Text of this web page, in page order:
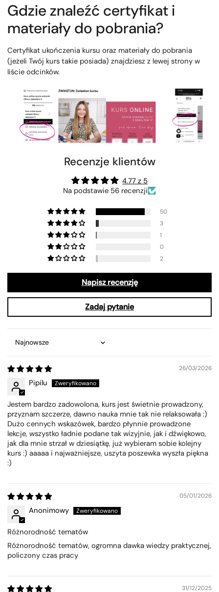
Gdzie znaleźć certyfikat i
materiały do pobrania?
Certyfikat ukończenia kursu oraz materiały do pobrania
(jeżeli Twój kurs takie posiada) znajdziesz z lewej strony w
liście odcinków.
Recenzje klientów
4.77 z 5
Na podstawie 56 recenzji
50
3
1
0
2
Napisz recenzję
Zadaj pytanie
Sort by
26/03/2026
Pipilu
Jestem bardzo zadowolona, kurs jest świetnie prowadzony,
przyznam szczerze, dawno nauka mnie tak nie relaksowała :)
Dużo cennych wskazówek, bardzo płynnie prowadzone
lekcje, wszystko ładnie podane tak wizyjnie, jak i dźwiękowo,
jak dla mnie strzał w dziesiątkę, już wybieram sobie kolejny
kurs :) aaaaa i najważniejsze, uszyta poszewka wyszła piękna
:)
05/01/2026
Anonimowy
Różnorodność tematów
Różnorodność tematów, ogromna dawka wiedzy praktycznej,
policzony czas pracy
31/12/2025